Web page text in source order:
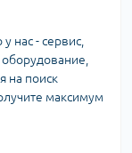
нас - сервис,
на поиск
максимум